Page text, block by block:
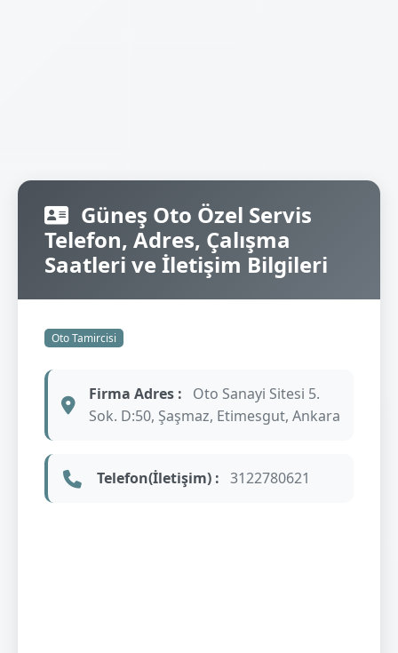
Güneş Oto Özel Servis
Telefon, Adres, Çalışma
Saatleri ve İletişim Bilgileri
Oto Tamircisi
Firma Adres :
Oto Sanayi Sitesi 5.
Sok. D:50, Şaşmaz, Etimesgut, Ankara
Telefon(İletişim) : 3122780621